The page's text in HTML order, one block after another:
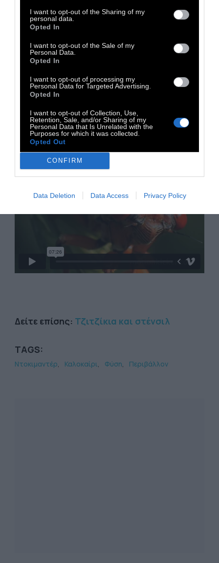
I want to opt-out of the Sharing of my
personal data.
Opted In
I want to opt-out of the Sale of my
Personal Data.
Opted In
I want to opt-out of processing my
Personal Data for Targeted Advertising.
Opted In
I want to opt-out of Collection, Use,
Retention, Sale, and/or Sharing of my
Personal Data that Is Unrelated with the
Purposes for which it was collected.
Opted Out
CONFIRM
Data Deletion Data Access Privacy Policy
προσέλκυση των θηλυκών και τελικά η
αναπαραγωγική πράξη. Το τετέρισμα
ημέρες με άπνοια αφού τότε ο ήχος
ταξιδεύει καλύτερα.
Μετά από αυτή την τραγική ανακάλυψη ο
θα είναι ποτέ τόσο γοητευτικός στα αυτιά
μας. Στο ντοκιμαντέρ που ακολουθεί, η ζωή
τους περιγράφεται μέσα από υπερ-φακούς
με την μεγαλύτερη δυνατή ευκρίνεια.
Δείτε επίσης: Τζιτζίκια και στένσιλ
TAGS:
Ντοκιμαντέρ Καλοκαίρι Φύση Περιβάλλον